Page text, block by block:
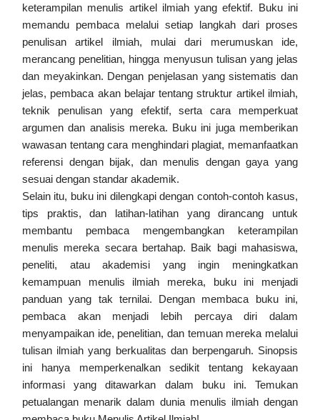
keterampilan menulis artikel ilmiah yang efektif. Buku ini
memandu pembaca melalui setiap langkah dari proses
penulisan artikel ilmiah, mulai dari merumuskan ide,
merancang penelitian, hingga menyusun tulisan yang jelas
dan meyakinkan. Dengan penjelasan yang sistematis dan
jelas, pembaca akan belajar tentang struktur artikel ilmiah,
teknik penulisan yang efektif, serta cara memperkuat
argumen dan analisis mereka. Buku ini juga memberikan
wawasan tentang cara menghindari plagiat, memanfaatkan
referensi dengan bijak, dan menulis dengan gaya yang
sesuai dengan standar akademik.
Selain itu, buku ini dilengkapi dengan contoh-contoh kasus,
tips praktis, dan latihan-latihan yang dirancang untuk
membantu pembaca mengembangkan keterampilan
menulis mereka secara bertahap. Baik bagi mahasiswa,
peneliti, atau akademisi yang ingin meningkatkan
kemampuan menulis ilmiah mereka, buku ini menjadi
panduan yang tak ternilai. Dengan membaca buku ini,
pembaca akan menjadi lebih percaya diri dalam
menyampaikan ide, penelitian, dan temuan mereka melalui
tulisan ilmiah yang berkualitas dan berpengaruh. Sinopsis
ini hanya memperkenalkan sedikit tentang kekayaan
informasi yang ditawarkan dalam buku ini. Temukan
petualangan menarik dalam dunia menulis ilmiah dengan